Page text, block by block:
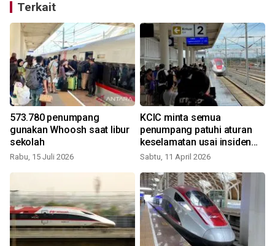
Terkait
573.780 penumpang
gunakan Whoosh saat libur
sekolah
Rabu, 15 Juli 2026
KCIC minta semua
penumpang patuhi aturan
keselamatan usai insiden
pintu Whoosh ditahan
Sabtu, 11 April 2026